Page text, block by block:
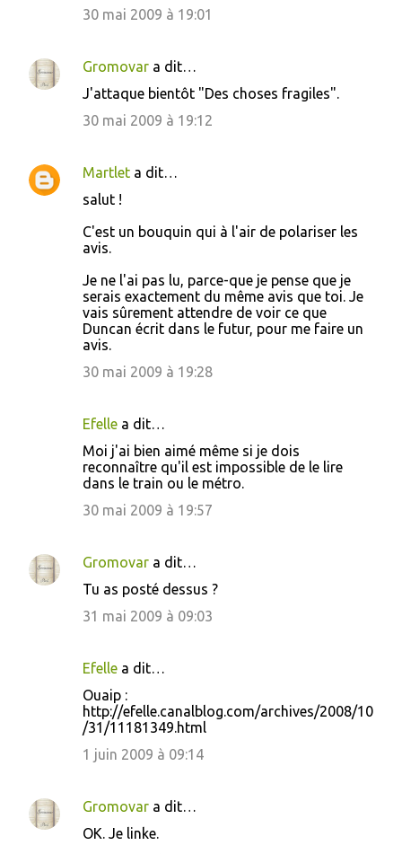
30 mai 2009 à 19:01
Gromovar a dit…
J'attaque bientôt "Des choses fragiles".
30 mai 2009 à 19:12
Martlet a dit…
salut !
C'est un bouquin qui à l'air de polariser les
avis.
Je ne l'ai pas lu, parce-que je pense que je
serais exactement du même avis que toi. Je
vais sûrement attendre de voir ce que
Duncan écrit dans le futur, pour me faire un
avis.
30 mai 2009 à 19:28
Efelle a dit…
Moi j'ai bien aimé même si je dois
reconnaître qu'il est impossible de le lire
dans le train ou le métro.
30 mai 2009 à 19:57
Gromovar a dit…
Tu as posté dessus ?
31 mai 2009 à 09:03
Efelle a dit…
Ouaip :
http://efelle.canalblog.com/archives/2008/10
/31/11181349.html
1 juin 2009 à 09:14
Gromovar a dit…
OK. Je linke.